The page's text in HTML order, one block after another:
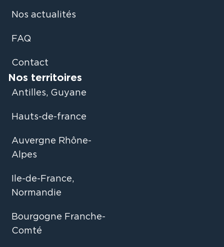
Nos actualités
FAQ
Contact
Nos territoires
Antilles, Guyane
Hauts-de-france
Auvergne Rhône-
Alpes
Ile-de-France,
Normandie
Bourgogne Franche-
Comté